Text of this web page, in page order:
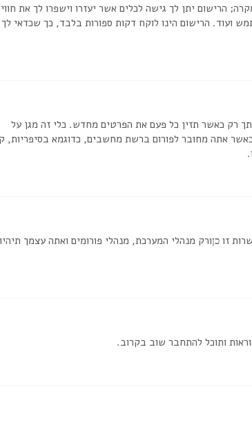
הרישום יתן לך גישה לכלים אשר יעזרו וישפרו לך את
ועוד. הרישום הינו לוקח דקות ספורות בלבד, כך שכדאי לך
רק כאשר תזין כל פעם את הפרטים מחדש. כלי זה מגן על
אתה מחובר לפורום ברשת מחשבים, כדוגמא בסיפריות,
זו כןורק מנהלי המערכת, מנהלי פורומים ואתה עצמך
ותוכל להתחבר שוב בקרוב.